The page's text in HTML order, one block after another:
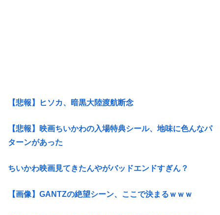
【悲報】ヒソカ、暗黒大陸渡航断念
【悲報】映画ちいかわの入場特典シール、地味に色んなパ
ターンがあった
ちいかわ映画見てきたんやがバッドエンドすぎん？
【画像】GANTZの絶望シーン、ここで決まるｗｗｗ